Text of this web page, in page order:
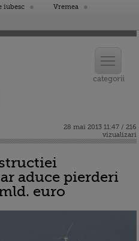
iubesc
Vremea
28 mai 2013 11:47 / 216
vizualizari
aduce pierderi
euro